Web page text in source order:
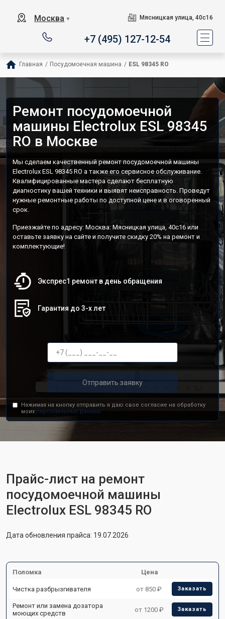
Москва ▼ Мясницкая улица, 40с16
+7 (495) 127-12-54
Главная / Посудомоечная машина / ESL 98345 RO
Ремонт посудомоечной
машины Electrolux ESL 98345
RO в Москве
Мы сделаем качественный ремонт посудомоечной машины
Electrolux ESL 98345 RO а также его сервисное обслуживание.
Квалифицированные мастера сделают бесплатную
диагностику вашей техники и выявят неисправность. Проведут
нужные ремонтные работы по доступной цене и в оговоренный
срок.
Приезжайте по адресу: Москва: Мясницкая улица, 40с16 или
оставьте заявку на сайте и получите скидку 20% на ремонт и
комплектующие!
Экспрес1 ремонт в день обращения
Гарантия до 3-х лет
Отправить заявку
Нажимая на кнопку отправить я даю свое согласие на обработку
моих персональных данных.
Прайс-лист на ремонт
посудомоечной машины
Electrolux ESL 98345 RO
Дата обновления прайса: 19.07.2026
Поломка Цена
Чистка разбрызгивателя от 850 ₽ Заказать
Ремонт или замена дозатора
моющих средств
от 1200 ₽ Заказать